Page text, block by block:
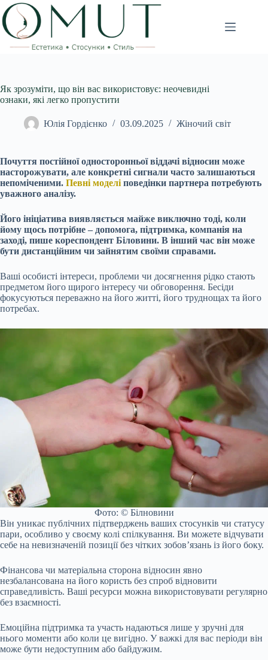
Перейти
до
вмісту
Як зрозуміти, що він вас використовує: неочевидні
ознаки, які легко пропустити
Юлія Гордієнко 03.09.2025 Жіночий світ
Почуття постійної односторонньої віддачі відносин може
насторожувати, але конкретні сигнали часто залишаються
непоміченими. Певні моделі поведінки партнера потребують
уважного аналізу.
Його ініціатива виявляється майже виключно тоді, коли
йому щось потрібне – допомога, підтримка, компанія на
заході, пише кореспондент Біловини. В інший час він може
бути дистанційним чи зайнятим своїми справами.
Ваші особисті інтереси, проблеми чи досягнення рідко стають
предметом його щирого інтересу чи обговорення. Бесіди
фокусуються переважно на його житті, його труднощах та його
потребах.
Фото: © Білновини
Він уникає публічних підтверджень ваших стосунків чи статусу
пари, особливо у своєму колі спілкування. Ви можете відчувати
себе на невизначеній позиції без чітких зобов’язань із його боку.
Фінансова чи матеріальна сторона відносин явно
незбалансована на його користь без спроб відновити
справедливість. Ваші ресурси можна використовувати регулярно
без взаємності.
Емоційна підтримка та участь надаються лише у зручні для
нього моменти або коли це вигідно. У важкі для вас періоди він
може бути недоступним або байдужим.